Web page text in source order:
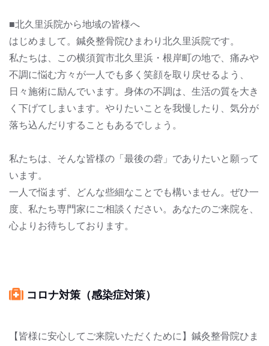
■北久里浜院から地域の皆様へ
はじめまして。鍼灸整骨院ひまわり北久里浜院です。
私たちは、この横須賀市北久里浜・根岸町の地で、痛みや
不調に悩む方々が一人でも多く笑顔を取り戻せるよう、
日々施術に励んでいます。身体の不調は、生活の質を大き
く下げてしまいます。やりたいことを我慢したり、気分が
落ち込んだりすることもあるでしょう。
私たちは、そんな皆様の「最後の砦」でありたいと願って
います。
一人で悩まず、どんな些細なことでも構いません。ぜひ一
度、私たち専門家にご相談ください。あなたのご来院を、
心よりお待ちしております。
コロナ対策（感染症対策）
【皆様に安心してご来院いただくために】鍼灸整骨院ひま